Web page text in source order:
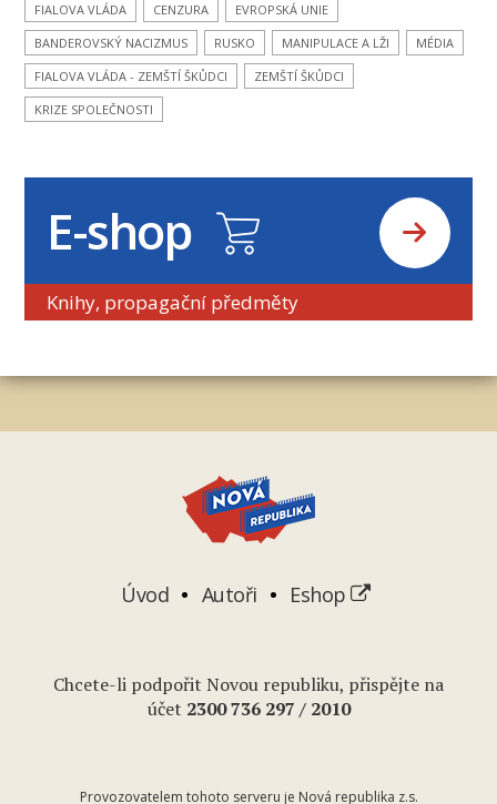
FIALOVA VLÁDA
CENZURA
EVROPSKÁ UNIE
BANDEROVSKÝ NACIZMUS
RUSKO MANIPULACE A LŽI
MÉDIA
FIALOVA VLÁDA - ZEMŠTÍ ŠKŮDCI
ZEMŠTÍ ŠKŮDCI
KRIZE SPOLEČNOSTI
E-shop
Knihy, propagační předměty
Úvod Autoři Eshop
Chcete-li podpořit Novou republiku, přispějte na
účet 2300 736 297 / 2010
Provozovatelem tohoto serveru je Nová republika z.s.